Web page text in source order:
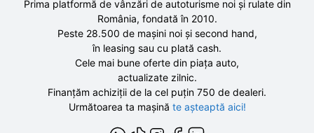
Prima platformă de vânzări de autoturisme noi și rulate din
România, fondată în 2010.
Peste 28.500 demașini noi și second hand,
în leasing sau cu plată cash.
Cele mai bune oferte din piața auto,
actualizate zilnic.
Finanțăm achiziții de la cel puțin 750 de dealeri.
Următoarea ta mașină te așteaptă aici!